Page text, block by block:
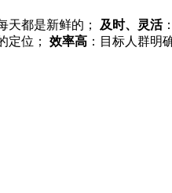
天都是新鲜的； 及时、灵活
定位； 效率高 ：目标人群明